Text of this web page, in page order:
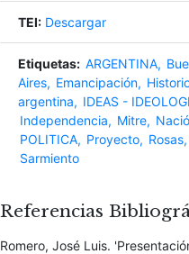
TEI: Descargar
Etiquetas: ARGENTINA
Aires
Emancipación
argentina
IDEAS -
Independencia
Mitre
POLITICA
Proyecto
Rosas
Sarmiento
Referencias
Romero, José Luis.